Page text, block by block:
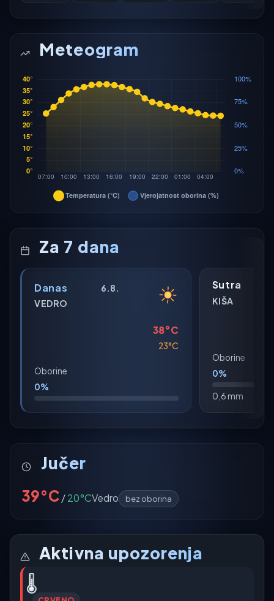
Meteogram
Za 7 dana
Danas
6.8.
VEDRO
38°C
23°C
Oborine
0%
Sutra
KIŠA
Oborine
0%
0,6 mm
Jučer
39°C/20°CVedro bez oborina
Aktivna upozorenja
🌡️